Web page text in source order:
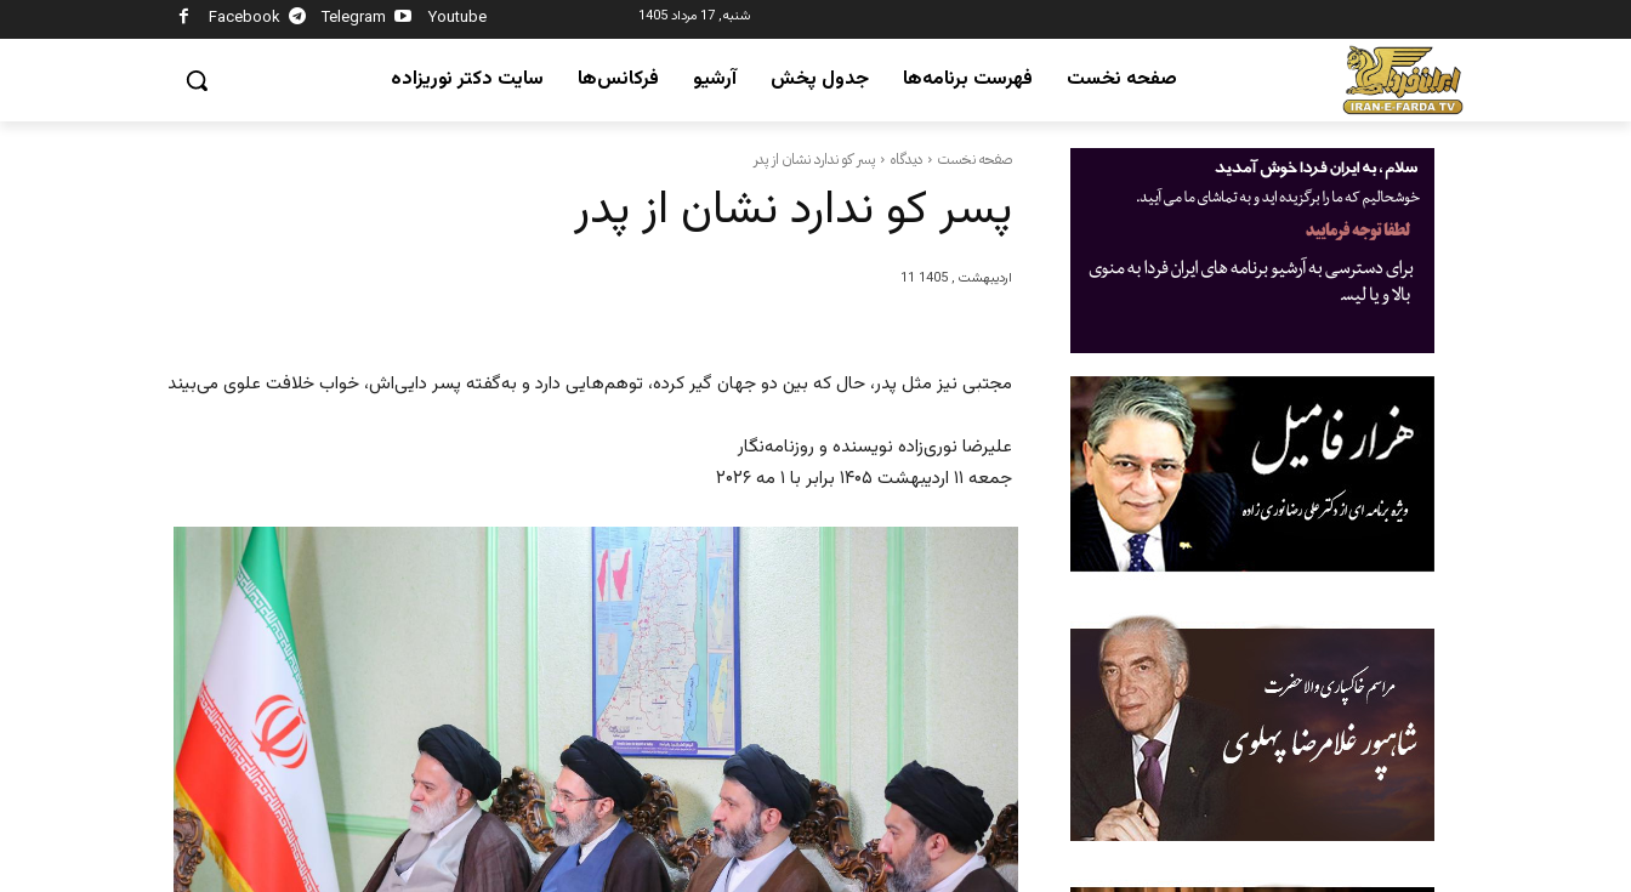
Facebook Telegram Youtube شنبه, 17 مرداد 1405
صفحه نخست فهرست برنامه‌ها جدول پخش آرشیو فرکانس‌ها سایت دکتر نوریزاده
صفحه نخست دیدگاه پسر کو ندارد نشان از پدر
پسر کو ندارد نشان از پدر
11 اردیبهشت , 1405
مجتبی نیز مثل پدر، حال که بین دو جهان گیر کرده، توهم‌هایی دارد و به‌گفته پسر دایی‌اش، خواب خلافت علوی می‌بیند
علیرضا نوری‌زاده نویسنده و روزنامه‌‌نگار
جمعه ۱۱ اردیبهشت ۱۴۰۵ برابر با ۱ مه ۲۰۲۶